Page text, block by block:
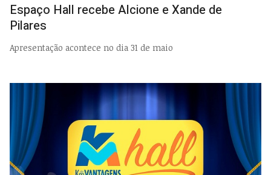
Espaço Hall recebe Alcione e Xande de
Pilares
Apresentação acontece no dia 31 de maio